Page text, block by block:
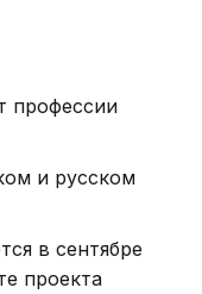
профессии
и русском
в сентябре
проекта